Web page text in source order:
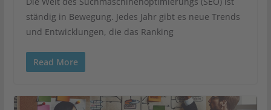
ständig in Bewegung. Jedes Jahr gibt es neue Trends
und Entwicklungen, die das Ranking
Read More